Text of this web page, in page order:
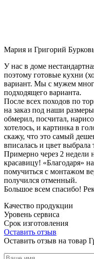
Мария и Григорий
У нас в доме
поэтому готовые кухни
вариант. Мы с мужем
подходящего варианта.
После всех походов по
на заказ под наши
обмерил, посчитал,
хотелось, и картинка в
скажу, что это самый
вписалась и цвет выбрала
Примерно через 2
красавицу! «Благодаря»
помучиться с монтажом
получился отменный.
Большое всем спасибо!
Качество продукции
Уровень сервиса
Срок изготовления
Оставить отзыв
Оставить отзыв на товар